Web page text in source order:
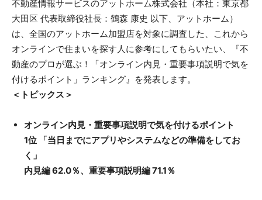
不動産情報サービスのアットホーム株式会社（本社：東京都
大田区 代表取締役社長：鶴森 康史 以下、アットホーム）
は、全国のアットホーム加盟店を対象に調査した、これから
オンラインで住まいを探す人に参考にしてもらいたい、『不
動産のプロが選ぶ！「オンライン内見・重要事項説明で気を
付けるポイント」ランキング』を発表します。
＜トピックス＞
オンライン内見・重要事項説明で気を付けるポイント
1位 「当日までにアプリやシステムなどの準備をしてお
く」
内見編 62.0％、重要事項説明編 71.1％